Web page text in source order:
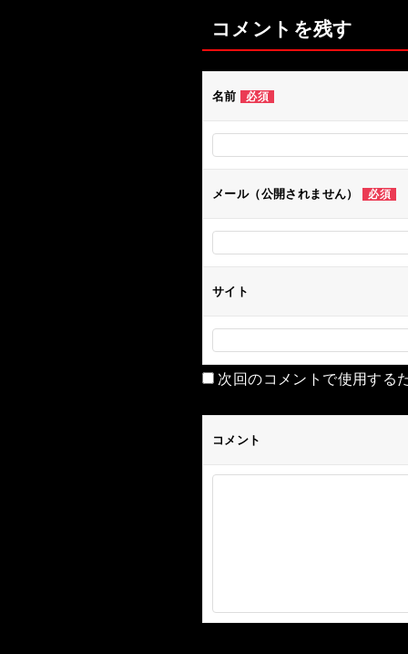
ビ
ー
ョ
コメントを残す
名前 必須
メール（公開されません） 必須
サイト
次回のコメントで使用する
コメント